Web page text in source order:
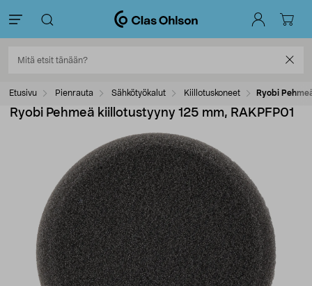
Etusivu Pienrauta Sähkötyökalut Kiillotuskoneet Ryobi
Ryobi Pehmeä kiillotustyyny 125 mm, RAKPFP01